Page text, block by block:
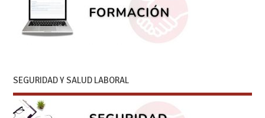
SEGURIDAD Y SALUD LABORAL